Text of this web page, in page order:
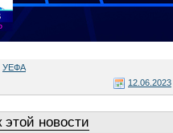
УЕФА
12.06.2023
новости